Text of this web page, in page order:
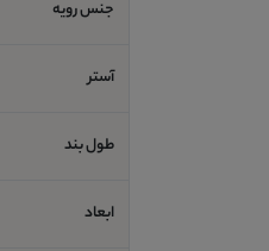
جنس رویه
آستر
طول بند
ابعاد